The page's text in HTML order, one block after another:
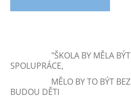
"ŠKOLA BY MĚLA
SPOLUPRÁCE,
MĚLO BY TO BÝT
BUDOU DĚTI